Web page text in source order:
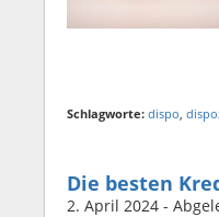
Schlagworte: dispo
Die besten
2. April 2024 -